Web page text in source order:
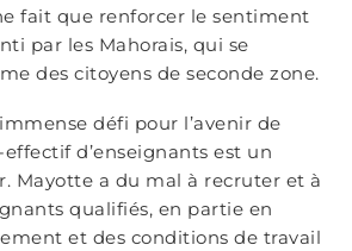
fait que renforcer le sentiment
par les Mahorais, qui se
des citoyens de seconde zone.
défi pour l’avenir de
d’enseignants est un
Mayotte a du mal à recruter et à
qualifiés, en partie en
et des conditions de travail